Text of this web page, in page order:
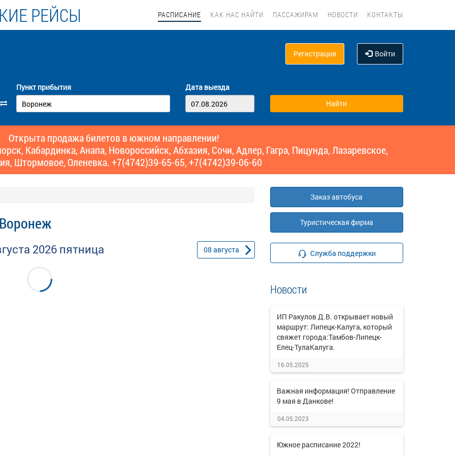
РЕЙСЫ РАСПИСАНИЕ КАК НАС НАЙТИ ПАССАЖИРАМ НОВОСТИ КОНТАКТЫ
Регистрация Войти
Пункт прибытия Дата выезда
Открыта продажа билетов в южном направлении!
Кабардинка, Анапа, Новороссийск, Абхазия, Сочи, Адлер, Гагра, Пицунда, Лазаревское,
Штормовое, Оленевка. +7(4742)39-65-65, +7(4742)39-06-60
2026 пятница 08 августа
Заказ автобуса
Туристическая фирма
Служба поддержки
Новости
ИП Ракулов Д.В. открывает новый
маршрут: Липецк-Калуга, который
свяжет города:Тамбов-Липецк-
Елец-ТулаКалуга.
16.05.2025
Важная информация! Отправление
9 мая в Данкове!
04.05.2023
Южное расписание 2022!